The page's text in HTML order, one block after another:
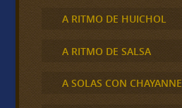
A RITMO DE HUICHOL
A RITMO DE SALSA
A SOLAS CON CHAYANNE